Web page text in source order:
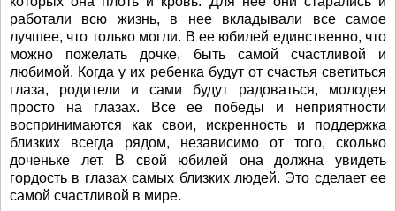
работали всю жизнь, в нее вкладывали все самое
лучшее, что только могли. В ее юбилей единственно, что
можно пожелать дочке, быть самой счастливой и
любимой. Когда у их ребенка будут от счастья светиться
глаза, родители и сами будут радоваться, молодея
просто на глазах. Все ее победы и неприятности
воспринимаются как свои, искренность и поддержка
близких всегда рядом, независимо от того, сколько
доченьке лет. В свой юбилей она должна увидеть
гордость в глазах самых близких людей. Это сделает ее
самой счастливой в мире.